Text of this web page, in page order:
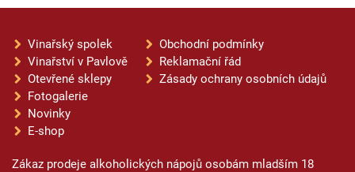
Vinařský spolek
Vinařství v Pavlově
Otevřené sklepy
Fotogalerie
Novinky
E-shop
Obchodní podmínky
Reklamační řád
Zásady ochrany osobních údajů
Zákaz prodeje alkoholických nápojů osobám mladším 18